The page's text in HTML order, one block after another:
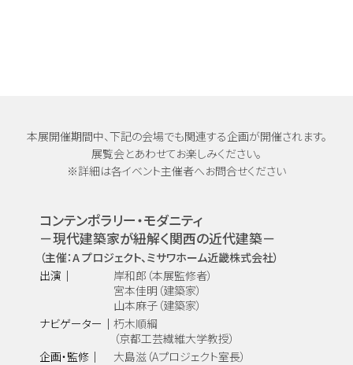
本展開催期間中、 下記の会場でも関連する企画が開催されます。
展覧会とあわせてお楽しみください。
※詳細は各イベント主催者へお問合せください
コンテンポラリー・モダニティ
－現代建築家が紐解く関西の近代建築－
（主催：A プロジェクト、ミサワホーム近畿株式会社）
出演｜
岸和郎（本展監修者）
宮本佳明（建築家）
山本麻子（建築家）
ナビゲーター｜ 朽木順綱
（京都工芸繊維大学教授）
企画・監修｜
大島滋（Aプロジェクト室長）